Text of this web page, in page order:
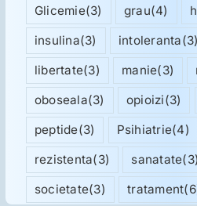
Glicemie(3) grau(4)
insulina(3) intoleranta(3)
libertate(3) manie(3)
oboseala(3) opioizi(3)
peptide(3) Psihiatrie(4)
rezistenta(3) sanatate(3)
societate(3) tratament